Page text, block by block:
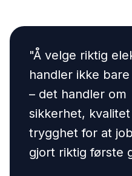
"Å velge riktig
handler ikke
– det handler om
sikkerhet,
trygghet for at
gjort riktig første